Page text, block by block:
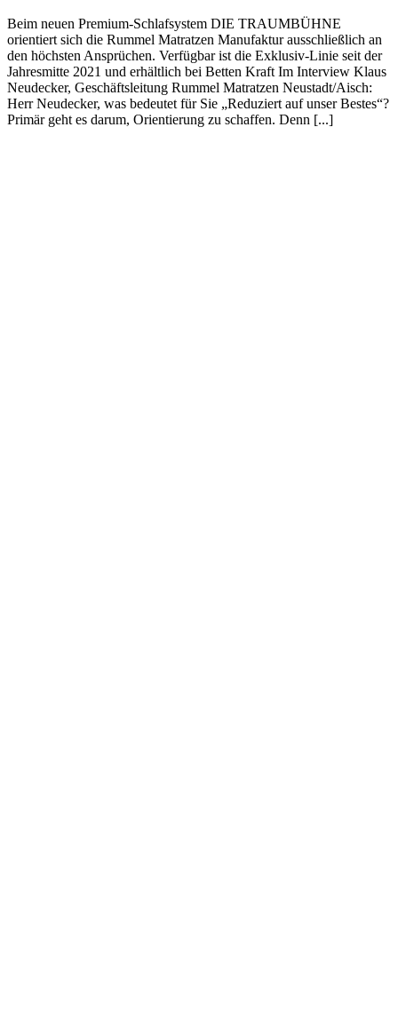
Beim neuen Premium-Schlafsystem DIE TRAUMBÜHNE
orientiert sich die Rummel Matratzen Manufaktur ausschließlich an
den höchsten Ansprüchen. Verfügbar ist die Exklusiv-Linie seit der
Jahresmitte 2021 und erhältlich bei Betten Kraft Im Interview Klaus
Neudecker, Geschäftsleitung Rummel Matratzen Neustadt/Aisch:
Herr Neudecker, was bedeutet für Sie „Reduziert auf unser Bestes“?
Primär geht es darum, Orientierung zu schaffen. Denn [...]